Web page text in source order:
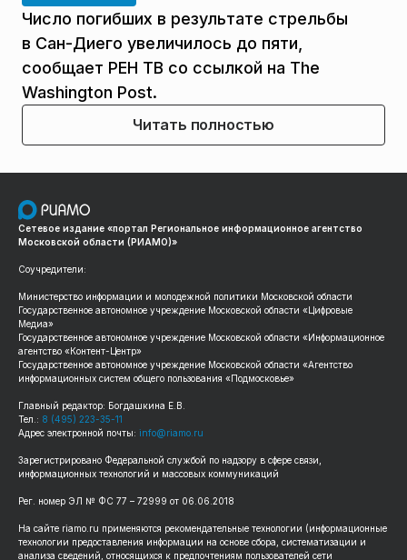
Число погибших в результате стрельбы
в Сан-Диего увеличилось до пяти,
сообщает РЕН ТВ со ссылкой на The
Washington Post.
Читать полностью
Сетевое издание «портал Региональное информационное агентство
Московской области (РИАМО)»
Соучредители:
Министерство информации и молодежной политики Московской области
Государственное автономное учреждение Московской области «Цифровые
Медиа»
Государственное автономное учреждение Московской области «Информационное
агентство «Контент-Центр»
Государственное автономное учреждение Московской области «Агентство
информационных систем общего пользования «Подмосковье»
Главный редактор: Богдашкина Е.В.
Тел.: 8 (495) 223-35-11
Адрес электронной почты: info@riamo.ru
Зарегистрировано Федеральной службой по надзору в сфере связи,
информационных технологий и массовых коммуникаций
Рег. номер ЭЛ № ФС 77 – 72999 от 06.06.2018
На сайте riamo.ru применяются рекомендательные технологии (информационные
технологии предоставления информации на основе сбора, систематизации и
анализа сведений, относящихся к предпочтениям пользователей сети